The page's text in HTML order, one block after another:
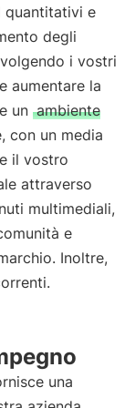
quantitativi e
degli
i vostri
aumentare la
un ambiente
con un media
il vostro
attraverso
multimediali,
e
Inoltre,
una